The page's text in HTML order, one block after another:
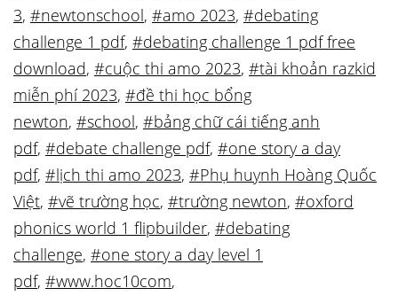
3, #newtonschool, #amo 2023, #debating
challenge 1 pdf, #debating challenge 1 pdf free
download, #cuộc thi amo 2023, #tài khoản razkid
miễn phí 2023, #đề thi học bổng
newton, #school, #bảng chữ cái tiếng anh
pdf, #debate challenge pdf, #one story a day
pdf, #lịch thi amo 2023, #Phụ huynh Hoàng Quốc
Việt, #vẽ trường học, #trường newton, #oxford
phonics world 1 flipbuilder, #debating
challenge, #one story a day level 1
pdf, #www.hoc10com,